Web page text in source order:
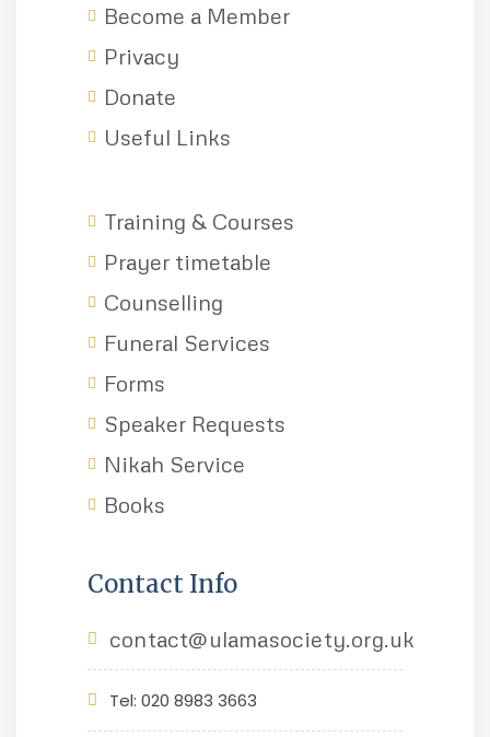
Become a Member
Privacy
Donate
Useful Links
Training & Courses
Prayer timetable
Counselling
Funeral Services
Forms
Speaker Requests
Nikah Service
Books
Contact Info
contact@ulamasociety.org.uk
Tel: 020 8983 3663